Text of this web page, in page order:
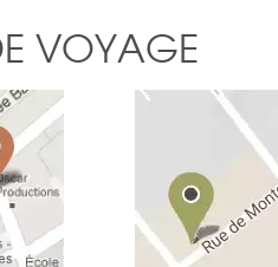
VOYAGE